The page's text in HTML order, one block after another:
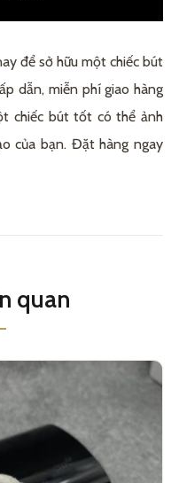
để sở hữu một chiếc bút
dẫn, miễn phí giao hàng
chiếc bút tốt có thể ảnh
của bạn. Đặt hàng ngay
quan